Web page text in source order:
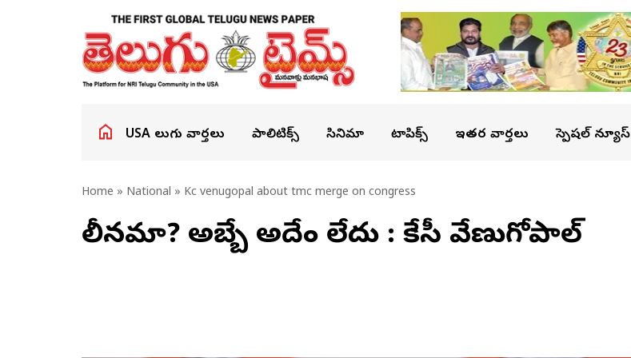
USA తెలుగు వార్తలు పాలిటిక్స్ సినిమా టాపిక్స్ ఇతర వార్తలు స్పెషల్ న్యూస్
Home » National » Kc venugopal about tmc merge on congress
విలీనమా? అబ్బే అదేం లేదు : కేసీ వేణుగోపాల్